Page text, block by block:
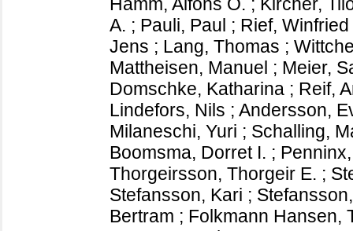
A. ; Pauli, Paul ; Rief, Winfried
Jens ; Lang, Thomas ;
Mattheisen, Manuel ; Meier,
Domschke, Katharina ; Reif,
Lindefors, Nils ; Andersson,
Milaneschi, Yuri ; Schalling,
Boomsma, Dorret I. ;
Thorgeirsson, Thorgeir E. ;
Stefansson, Kari ;
Bertram ; Folkmann Hansen,